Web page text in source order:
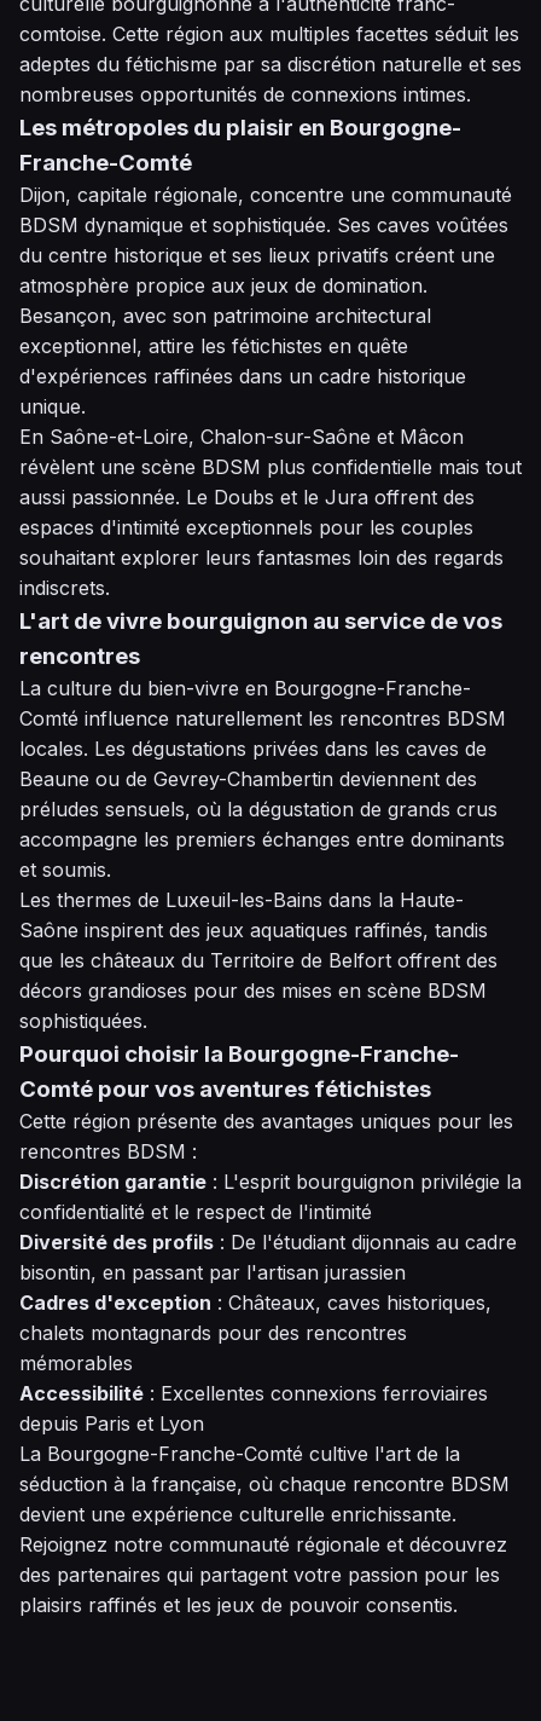
comtoise. Cette région aux multiples facettes séduit les
adeptes du fétichisme par sa discrétion naturelle et ses
nombreuses opportunités de connexions intimes.
Les métropoles du plaisir en Bourgogne-
Franche-Comté
Dijon, capitale régionale, concentre une communauté
BDSM dynamique et sophistiquée. Ses caves voûtées
du centre historique et ses lieux privatifs créent une
atmosphère propice aux jeux de domination.
Besançon, avec son patrimoine architectural
exceptionnel, attire les fétichistes en quête
d'expériences raffinées dans un cadre historique
unique.
En Saône-et-Loire, Chalon-sur-Saône et Mâcon
révèlent une scène BDSM plus confidentielle mais tout
aussi passionnée. Le Doubs et le Jura offrent des
espaces d'intimité exceptionnels pour les couples
souhaitant explorer leurs fantasmes loin des regards
indiscrets.
L'art de vivre bourguignon au service de vos
rencontres
La culture du bien-vivre en Bourgogne-Franche-
Comté influence naturellement les rencontres BDSM
locales. Les dégustations privées dans les caves de
Beaune ou de Gevrey-Chambertin deviennent des
préludes sensuels, où la dégustation de grands crus
accompagne les premiers échanges entre dominants
et soumis.
Les thermes de Luxeuil-les-Bains dans la Haute-
Saône inspirent des jeux aquatiques raffinés, tandis
que les châteaux du Territoire de Belfort offrent des
décors grandioses pour des mises en scène BDSM
sophistiquées.
Pourquoi choisir la Bourgogne-Franche-
Comté pour vos aventures fétichistes
Cette région présente des avantages uniques pour les
rencontres BDSM :
Discrétion garantie : L'esprit bourguignon privilégie la
confidentialité et le respect de l'intimité
Diversité des profils : De l'étudiant dijonnais au cadre
bisontin, en passant par l'artisan jurassien
Cadres d'exception : Châteaux, caves historiques,
chalets montagnards pour des rencontres
mémorables
Accessibilité : Excellentes connexions ferroviaires
depuis Paris et Lyon
La Bourgogne-Franche-Comté cultive l'art de la
séduction à la française, où chaque rencontre BDSM
devient une expérience culturelle enrichissante.
Rejoignez notre communauté régionale et découvrez
des partenaires qui partagent votre passion pour les
plaisirs raffinés et les jeux de pouvoir consentis.